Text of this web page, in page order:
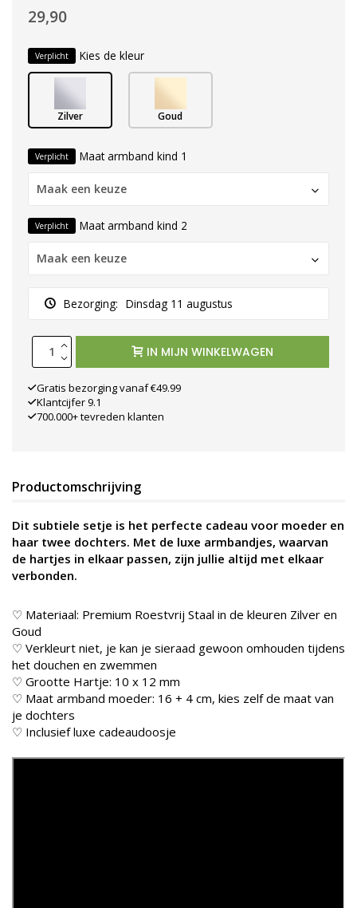
29,90
Verplicht Kies de kleur
Zilver Goud
Verplicht Maat armband kind 1
Maak een keuze
Verplicht Maat armband kind 2
Maak een keuze
Bezorging: Dinsdag 11 augustus
IN MIJN WINKELWAGEN
Gratis bezorging vanaf €49.99
Klantcijfer 9.1
700.000+ tevreden klanten
Productomschrijving
Dit subtiele setje is het perfecte cadeau voor moeder en
haar twee dochters. Met de luxe armbandjes, waarvan
de hartjes in elkaar passen, zijn jullie altijd met elkaar
verbonden.
♡ Materiaal: Premium Roestvrij Staal in de kleuren Zilver en
Goud
♡ Verkleurt niet, je kan je sieraad gewoon omhouden tijdens
het douchen en zwemmen
♡ Grootte Hartje: 10 x 12 mm
♡ Maat armband moeder: 16 + 4 cm, kies zelf de maat van
je dochters
♡ Inclusief luxe cadeaudoosje